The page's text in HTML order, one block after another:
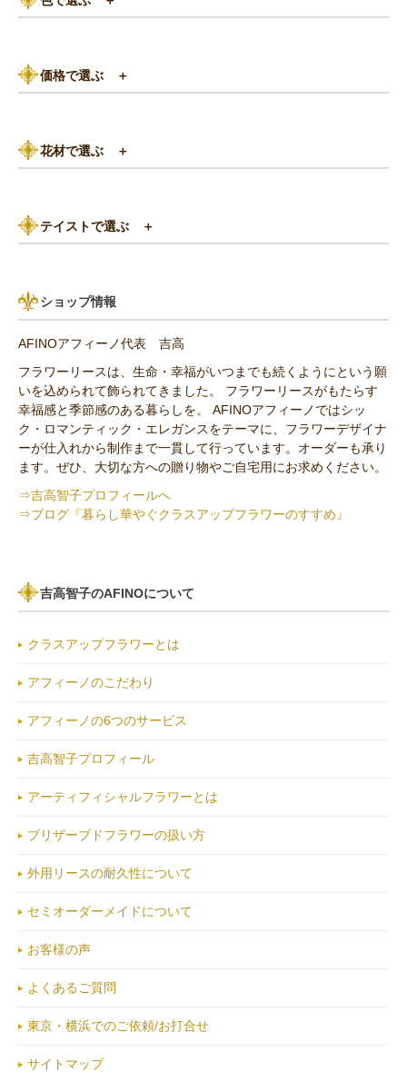
黄色・オレンジ系
赤（レッド）系
グリーン（緑色）系
価格で選ぶ ＋
3,000円～5,000円
8,000円～10,000円
花材で選ぶ ＋
あじさい
ひまわり
その他の花材
セミオーダー作品
テイストで選ぶ ＋
アンティーク
ショップ情報
AFINOアフィーノ代表 吉高
フラワーリースは、生命・幸福がいつまでも続くようにという願
いを込められて飾られてきました。 フラワーリースがもたらす
幸福感と季節感のある暮らしを。 AFINOアフィーノではシッ
ク・ロマンティック・エレガンスをテーマに、フラワーデザイナ
ーが仕入れから制作まで一貫して行っています。オーダーも承り
ます。ぜひ、大切な方への贈り物やご自宅用にお求めください。
⇒吉高智子プロフィールへ
⇒ブログ『暮らし華やぐクラスアップフラワーのすすめ』
吉高智子のAFINOについて
クラスアップフラワーとは
アフィーノのこだわり
アフィーノの6つのサービス
吉高智子プロフィール
アーティフィシャルフラワーとは
ブリザーブドフラワーの扱い方
外用リースの耐久性について
セミオーダーメイドについて
お客様の声
よくあるご質問
東京・横浜でのご依頼/お打合せ
サイトマップ